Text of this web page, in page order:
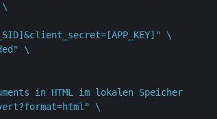
\
\
\
in HTML im lokalen Speicher
\